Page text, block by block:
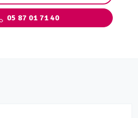
05 87 01 71 40